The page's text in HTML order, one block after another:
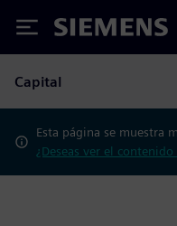
Siemens
Capital
Esta página se muestra
¿Deseas ver el